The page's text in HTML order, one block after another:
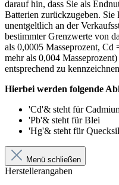
darauf hin, dass Sie als
Batterien zurückzugeben. Sie
unentgeltlich an der
bestimmter Grenzwerte von
als 0,0005 Masseprozent, Cd
mehr als 0,004
entsprechend zu
Hierbei werden folgende
'Cd'& steht für
'Pb'& steht für Blei
'Hg'& steht für
Menü schließen
Herstellerangaben